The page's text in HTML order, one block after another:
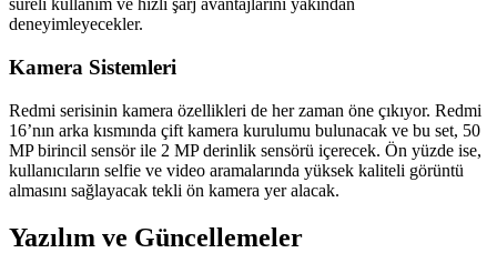
süreli kullanım ve hızlı şarj avantajlarını yakından
deneyimleyecekler.
Kamera Sistemleri
Redmi serisinin kamera özellikleri de her zaman öne çıkıyor. Redmi
16’nın arka kısmında çift kamera kurulumu bulunacak ve bu set, 50
MP birincil sensör ile 2 MP derinlik sensörü içerecek. Ön yüzde ise,
kullanıcıların selfie ve video aramalarında yüksek kaliteli görüntü
almasını sağlayacak tekli ön kamera yer alacak.
Yazılım ve Güncellemeler